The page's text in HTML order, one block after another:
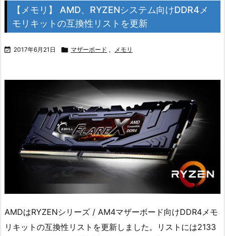
【メモリ】 AMD、RYZENシステム向けDDR4メ
モリキットの互換性リストを更新
 2017年6月21日  マザーボード , メモリ
AMDはRYZENシリーズ / AM4マザーボード向けDDR4メモ
リキットの互換性リストを更新しました。リストには2133